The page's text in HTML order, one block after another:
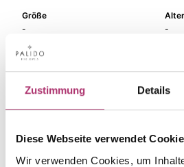
Zustimmung Details
Diese Webseite verwendet
Wir verwenden Cookies, um
Größe
-
-
Die
aus der